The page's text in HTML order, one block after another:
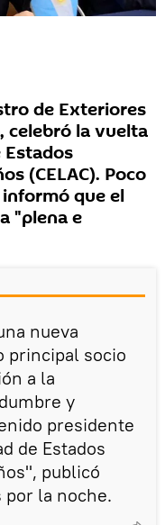
de Exteriores
celebró la vuelta
Estados
(CELAC). Poco
que el
"plena e
nueva
principal socio
a la
y
presidente
de Estados
publicó
la noche.